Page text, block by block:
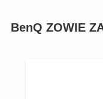
BenQ ZOWIE